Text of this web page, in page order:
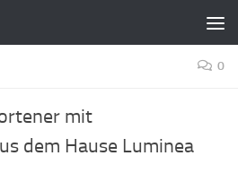
0
mit
dem Hause Luminea